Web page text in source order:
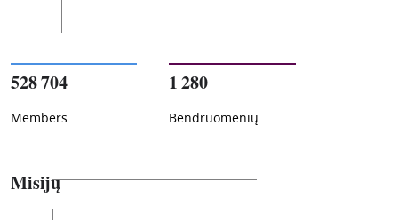
528 704
Members
1 280
Bendruomenių
Misijų